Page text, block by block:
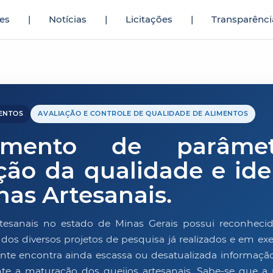
| Notícias | Licitações |
AVALIAÇÃO E CONTROLE DE QUALIDADE DE ALIMENTOS
de
da qualidade e
Artesanais.
no estado de Minas Gerais possui
diversos projetos de pesquisa já realizados e em
encontra ainda escassa ou desatualizada